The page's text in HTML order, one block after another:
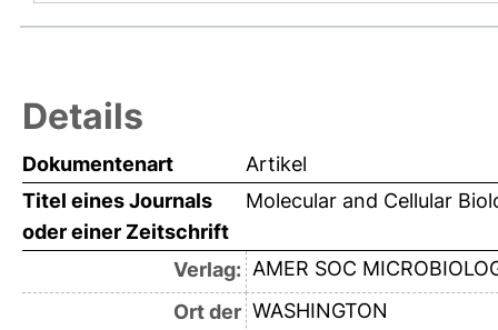
Details
Dokumentenart
Artikel
Titel eines Journals
oder einer Zeitschrift
Molecular and Cellular
Verlag: AMER SOC
Ort der WASHINGTON